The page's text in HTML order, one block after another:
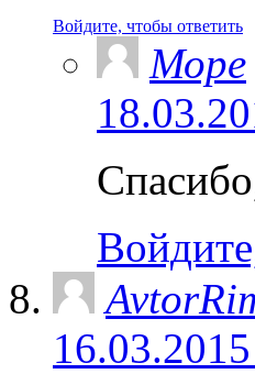
Войдите, чтобы ответить
Море